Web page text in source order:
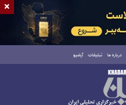
درباره ما تبلیغات آرشیو
×